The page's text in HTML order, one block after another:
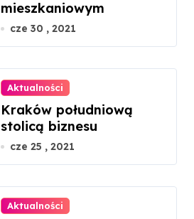
mieszkaniowym
cze 30 , 2021
Aktualności
Kraków południową
stolicą biznesu
cze 25 , 2021
Aktualności